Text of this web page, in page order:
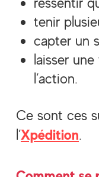
tenir
capter un
laisser
l’action.
Ce sont ces
l’Xpédition.